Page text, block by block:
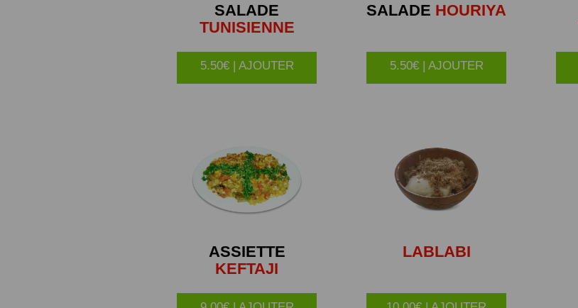
SALADE
TUNISIENNE
5.50€ | AJOUTER
SALADE HOURIYA
5.50€ | AJOUTER
ASSIETTE
KEFTAJI
LABLABI